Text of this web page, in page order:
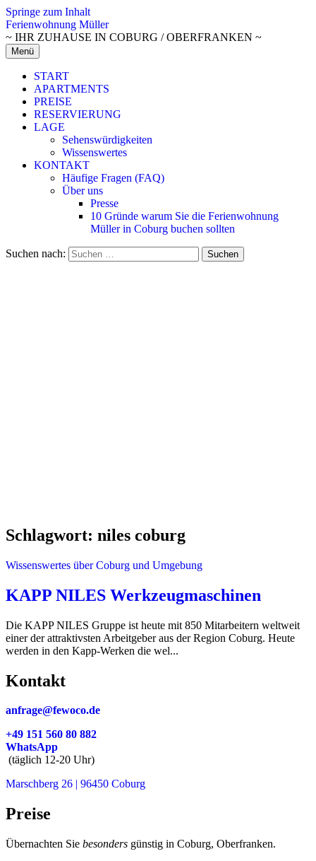
Springe zum Inhalt
Ferienwohnung Müller
~ IHR ZUHAUSE IN COBURG / OBERFRANKEN ~
Menü
START
APARTMENTS
PREISE
RESERVIERUNG
LAGE
Sehenswürdigkeiten
Wissenswertes
KONTAKT
Häufige Fragen (FAQ)
Über uns
Presse
10 Gründe warum Sie die Ferienwohnung
Müller in Coburg buchen sollten
Suchen nach:
Schlagwort: niles coburg
Wissenswertes über Coburg und Umgebung
KAPP NILES Werkzeugmaschinen
Die KAPP NILES Gruppe ist heute mit 850 Mitarbeitern weltweit
einer der attraktivsten Arbeitgeber aus der Region Coburg. Heute
werden in den Kapp-Werken die wel...
Kontakt
anfrage@fewoco.de
+49 151 560 80 882
WhatsApp
(täglich 12-20 Uhr)
Marschberg 26 | 96450 Coburg
Preise
Übernachten Sie besonders günstig in Coburg, Oberfranken.